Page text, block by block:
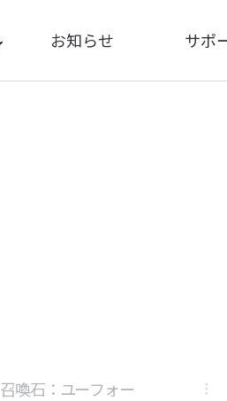
お知らせ
全体
サポ
召喚石：ユーフォー